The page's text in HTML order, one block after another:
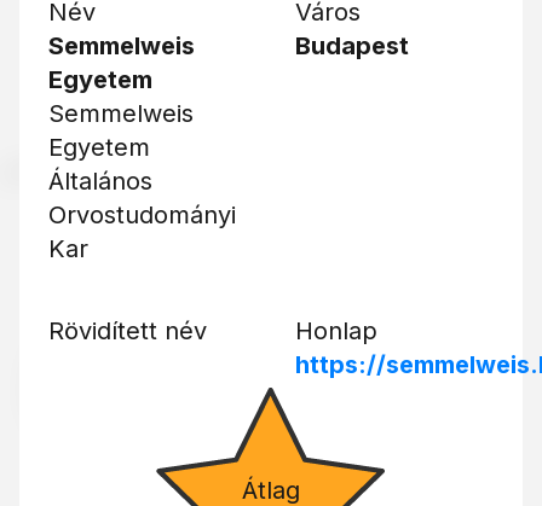
Név
Semmelweis
Egyetem
Semmelweis
Egyetem
Általános
Orvostudományi
Kar
Város
Budapest
Rövidített név
Honlap
https://
Átlag